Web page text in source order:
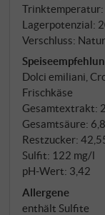
Trinktemperatur:
Lagerpotenzial:
Verschluss:
Dolci emiliani,
Frischkäse
Gesamtextrakt:
Gesamtsäure:
Restzucker:
Sulfit: 122 mg/l
pH-Wert: 3,42
Allergene
enthält Sulfite